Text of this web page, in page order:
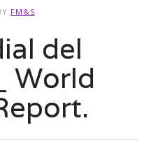
FM&S
del
World